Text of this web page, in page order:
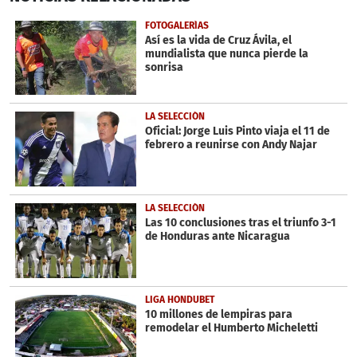
1
minute,
1
second
FOTOGALERÍAS
Así es la vida de Cruz Ávila, el
mundialista que nunca pierde la
sonrisa
LA SELECCIÓN
Oficial: Jorge Luis Pinto viaja el 11 de
febrero a reunirse con Andy Najar
LA SELECCIÓN
Las 10 conclusiones tras el triunfo 3-1
de Honduras ante Nicaragua
LIGA HONDUBET
10 millones de lempiras para
remodelar el Humberto Micheletti